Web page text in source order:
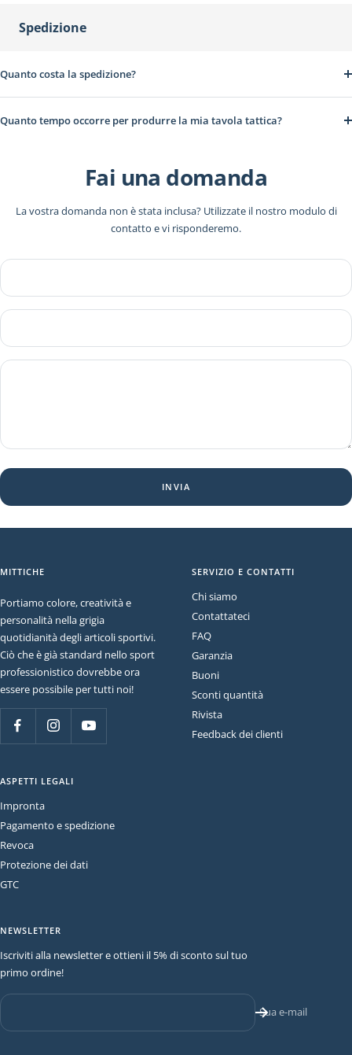
Spedizione
Quanto costa la spedizione?
Quanto tempo occorre per produrre la mia tavola tattica?
Fai una domanda
La vostra domanda non è stata inclusa? Utilizzate il nostro modulo di
contatto e vi risponderemo.
INVIA
MITTICHE
Portiamo colore, creatività e
personalità nella grigia
quotidianità degli articoli sportivi.
Ciò che è già standard nello sport
professionistico dovrebbe ora
essere possibile per tutti noi!
SERVIZIO E CONTATTI
Chi siamo
Contattateci
FAQ
Garanzia
Buoni
Sconti quantità
Rivista
Feedback dei clienti
ASPETTI LEGALI
Impronta
Pagamento e spedizione
Revoca
Protezione dei dati
GTC
NEWSLETTER
Iscriviti alla newsletter e ottieni il 5% di sconto sul tuo
primo ordine!
Sua e-mail